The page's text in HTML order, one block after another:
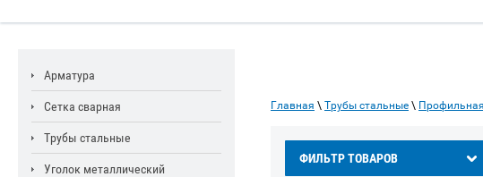
Арматура
Сетка сварная
Трубы стальные
Уголок металлический
Главная \ Трубы стальные \ Профильная
ФИЛЬТР ТОВАРОВ